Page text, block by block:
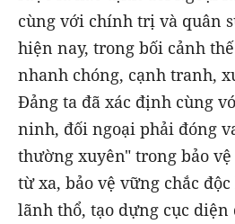
cùng với chính trị và quân
hiện nay, trong bối cảnh
nhanh chóng, cạnh tranh,
Đảng ta đã xác định cùng
ninh, đối ngoại phải đóng
thường xuyên" trong bảo
từ xa, bảo vệ vững chắc
lãnh thổ, tạo dựng cục diện